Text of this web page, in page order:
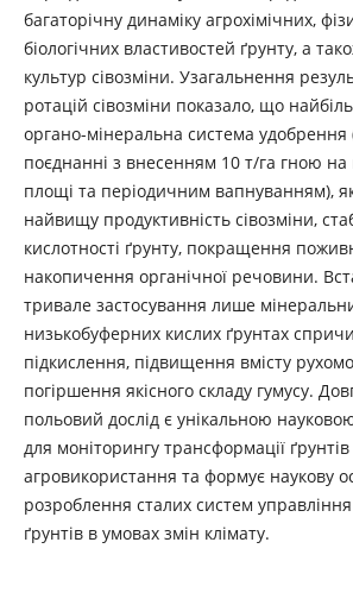
багаторічну динаміку агрохімічних,
біологічних властивостей ґрунту, а
культур сівозміни. Узагальнення
ротацій сівозміни показало, що
органо-мінеральна система удобрення
поєднанні з внесенням 10 т/га гною на
площі та періодичним вапнуванням),
найвищу продуктивність сівозміни,
кислотності ґрунту, покращення
накопичення органічної речовини.
тривале застосування лише
низькобуферних кислих ґрунтах
підкислення, підвищення вмісту
погіршення якісного складу гумусу.
польовий дослід є унікальною
для моніторингу трансформації
агровикористання та формує наукову
розроблення сталих систем
ґрунтів в умовах змін клімату.